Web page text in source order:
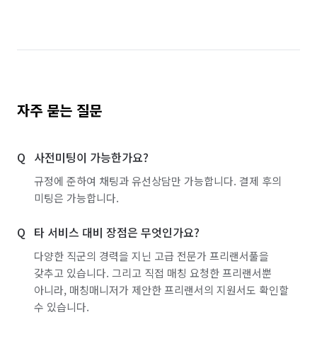
자주 묻는 질문
사전미팅이 가능한가요?
규정에 준하여 채팅과 유선상담만 가능합니다. 결제 후의
미팅은 가능합니다.
타 서비스 대비 장점은 무엇인가요?
다양한 직군의 경력을 지닌 고급 전문가 프리랜서풀을
갖추고 있습니다. 그리고 직접 매칭 요청한 프리랜서뿐
아니라, 매칭매니저가 제안한 프리랜서의 지원서도 확인할
수 있습니다.